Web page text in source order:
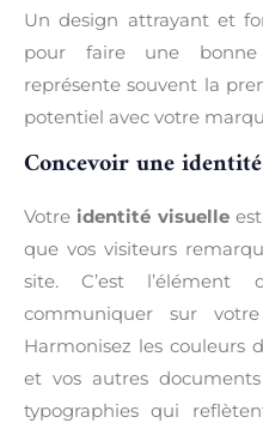
Un design attrayant et
pour faire une bonne
représente souvent la
potentiel avec votre
Concevoir une
Votre identité visuelleest
que vos visiteurs
site. C’est l’élément
communiquer sur
Harmonisez les couleurs
et vos autres
typographies qui